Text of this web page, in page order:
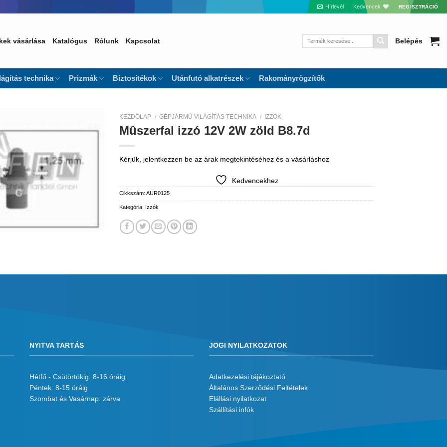
Hírlevél Kedvencek REGISZTRÁCIÓ
vásárlása Katalógus Rólunk Kapcsolat
Keresés
Belépés
technika Prizmák Biztosítékok Utánfutó alkatrészek Rakományrögzítők
KEZDŐLAP / GÉPJÁRMŰ VILÁGÍTÁS TECHNIKA / IZZÓK
Mûszerfal izzó 12V 2W zöld B8.7d
Kérjük, jelentkezzen be az árak megtekintéséhez és a vásárláshoz
Kedvencekhez
Cikkszám: AUR0125
Kategória: Izzók
NYITVA TARTÁS
Hétfő - Csütörtökig: 8-16 óráig
Péntek: 8-15 óráig
Szombat és Vasárnap: zárva
JOGI NYILATKOZATOK
Adatkezelési tájékoztató
Általános Szerződési Feltételek
Elállási nyilatkozat
Szállítási infók